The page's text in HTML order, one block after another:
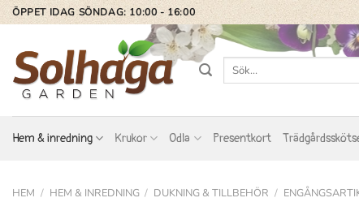
Skip
to
content
ÖPPET IDAG SÖNDAG: 10:00 - 16:00
Sök
Hem & inredning Krukor Odla Presentkort
HEM / HEM & INREDNING / DUKNING & TILLBEHÖR /